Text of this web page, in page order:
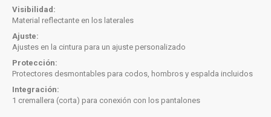
Visibilidad:
Material reflectante en los laterales
Ajuste:
Ajustes en la cintura para un ajuste personalizado
Protección:
Protectores desmontables para codos, hombros y espalda incluidos
Integración:
1 cremallera (corta) para conexión con los pantalones